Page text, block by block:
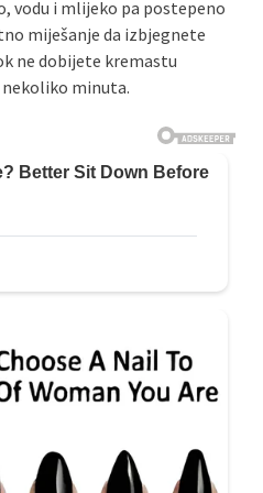
vodu i mlijeko pa postepeno
miješanje da izbjegnete
ne dobijete kremastu
minuta.